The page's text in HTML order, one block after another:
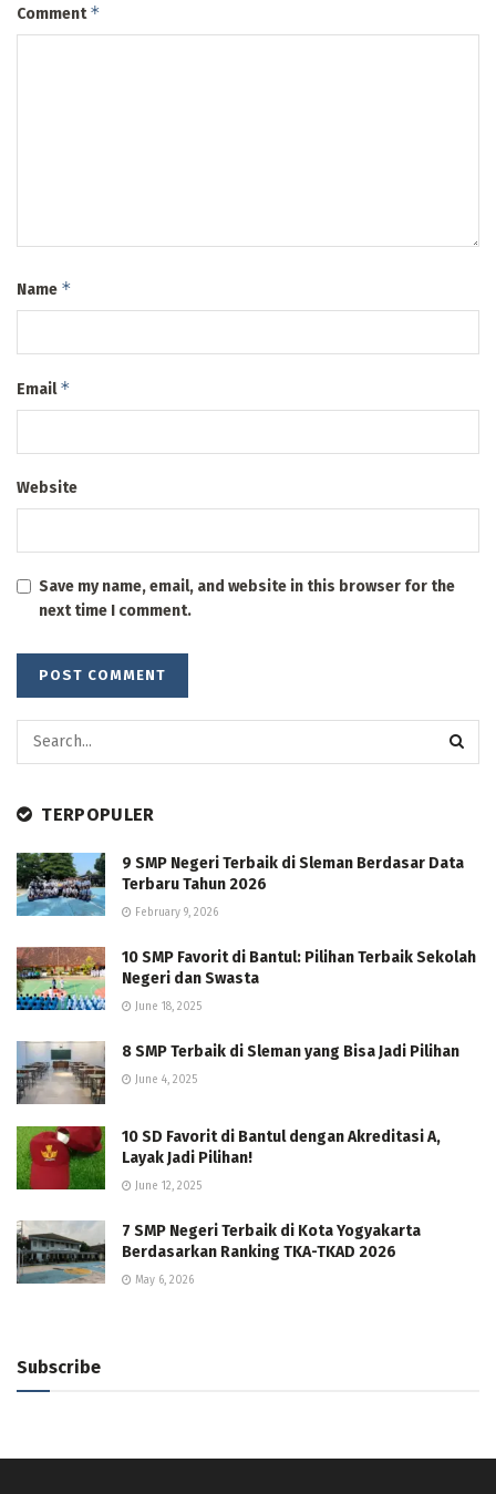
Comment*
Name *
Email*
Website
Save my name, email, and website in this browser for the
next time I comment.
TERPOPULER
9 SMP Negeri Terbaik di Sleman Berdasar Data
Terbaru Tahun 2026
February 9, 2026
10 SMP Favorit di Bantul: Pilihan Terbaik Sekolah
Negeri dan Swasta
June 18, 2025
8 SMP Terbaik di Sleman yang Bisa Jadi Pilihan
June 4, 2025
10 SD Favorit di Bantul dengan Akreditasi A,
Layak Jadi Pilihan!
June 12, 2025
7 SMP Negeri Terbaik di Kota Yogyakarta
Berdasarkan Ranking TKA-TKAD 2026
May 6, 2026
Subscribe